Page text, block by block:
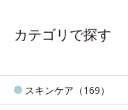
カテゴリで探す
スキンケア（169）